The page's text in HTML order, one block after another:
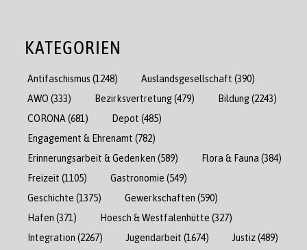
KATEGORIEN
Antifaschismus (1248) Auslandsgesellschaft (390)
AWO (333) Bezirksvertretung(479) Bildung(2243)
CORONA (681) Depot (485)
Engagement & Ehrenamt (782)
Erinnerungsarbeit & Gedenken (589) Flora & Fauna (384)
Freizeit (1105) Gastronomie (549)
Geschichte (1375) Gewerkschaften (590)
Hafen (371) Hoesch & Westfalenhütte (327)
Integration (2267) Jugendarbeit (1674) Justiz(489)